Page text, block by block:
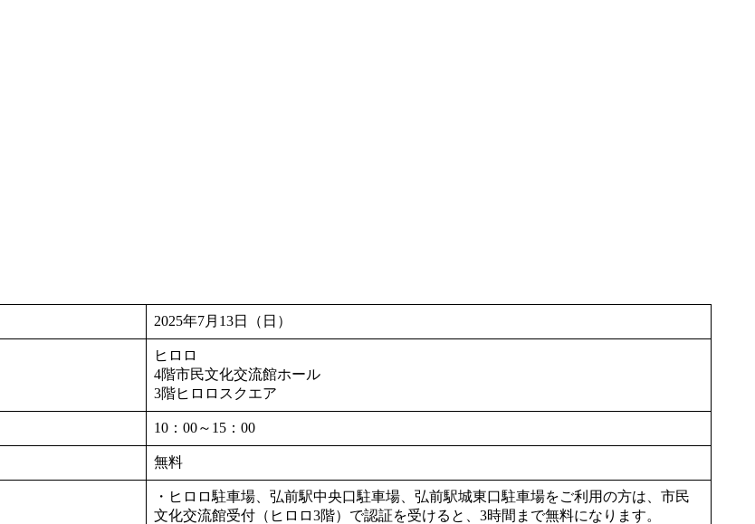
2025年7月13日（日）
ヒロロ
4階市民文化交流館ホール
3階ヒロロスクエア
10：00～15：00
無料
・ヒロロ駐車場、弘前駅中央口駐車場、弘前駅城東口駐車場をご利用の方は、市民
文化交流館受付（ヒロロ3階）で認証を受けると、3時間まで無料になります。